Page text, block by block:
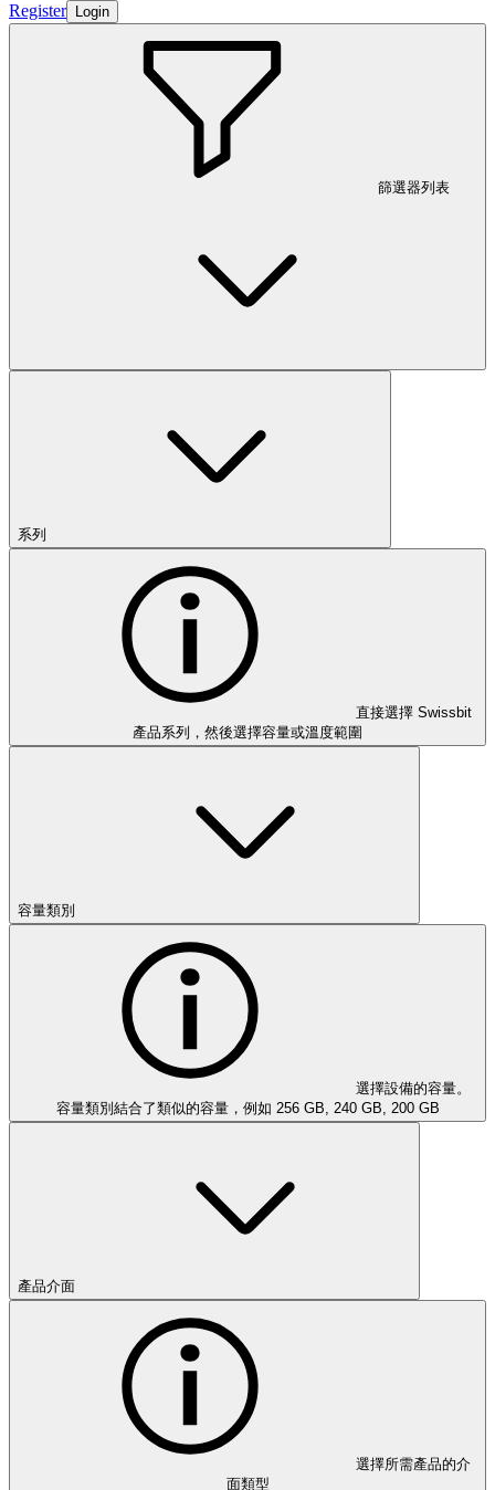
Register Login
篩選器列表
系列
直接選擇 Swissbit
產品系列，然後選擇容量或溫度範圍
容量類別
選擇設備的容量。
容量類別結合了類似的容量，例如 256 GB, 240 GB, 200 GB
產品介面
選擇所需產品的介
面類型